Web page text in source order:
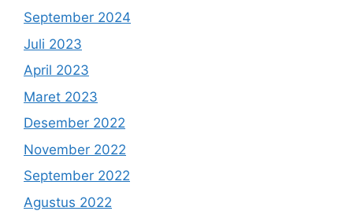
September 2024
Juli 2023
April 2023
Maret 2023
Desember 2022
November 2022
September 2022
Agustus 2022